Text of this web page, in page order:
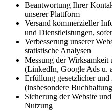
Beantwortung Ihrer
unserer Plattform
Versand kommerzieller
und Dienstleistungen,
Verbesserung unserer
statistische Analysen
Messung der Wirksamkeit
(LinkedIn, Google Ads u.
Erfüllung gesetzlicher und
(insbesondere
Sicherung der Website
Nutzung